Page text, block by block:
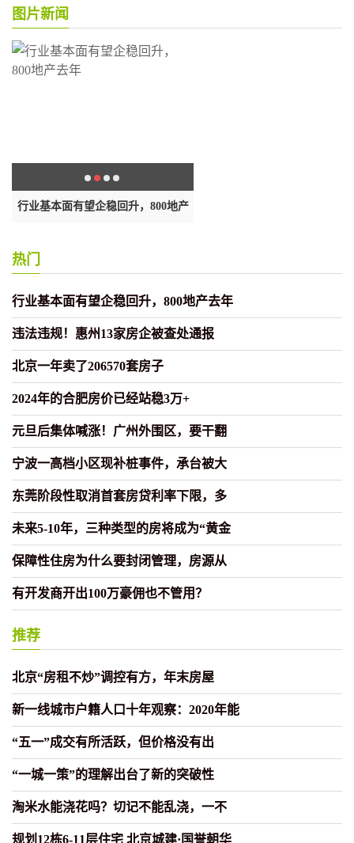
图片新闻
行业基本面有望企稳回升，800地产
热门
行业基本面有望企稳回升，800地产去年
违法违规！惠州13家房企被查处通报
北京一年卖了206570套房子
2024年的合肥房价已经站稳3万+
元旦后集体喊涨！广州外围区，要干翻
宁波一高档小区现补桩事件，承台被大
东莞阶段性取消首套房贷利率下限，多
未来5-10年，三种类型的房将成为“黄金
保障性住房为什么要封闭管理，房源从
有开发商开出100万豪佣也不管用？
推荐
北京“房租不炒”调控有方，年末房屋
新一线城市户籍人口十年观察：2020年能
“五一”成交有所活跃，但价格没有出
“一城一策”的理解出台了新的突破性
淘米水能浇花吗？切记不能乱浇，一不
规划12栋6-11层住宅 北京城建·国誉朝华